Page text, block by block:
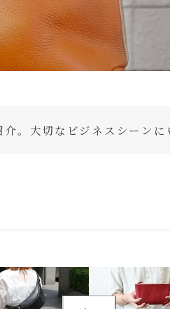
。大切なビジネスシーンに